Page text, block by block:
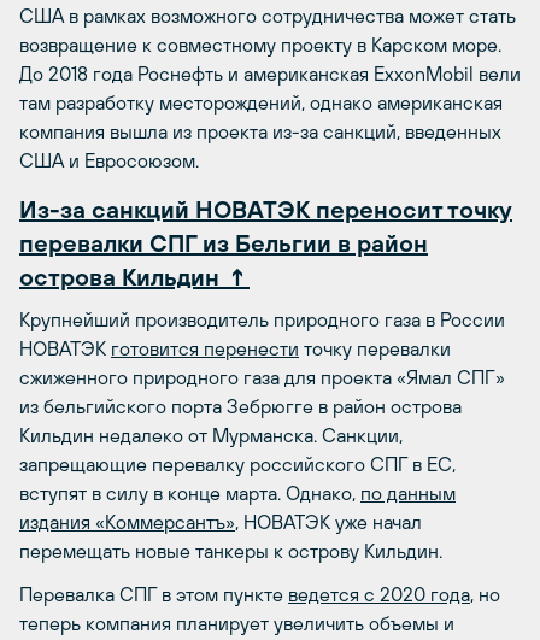
США в рамках возможного сотрудничества может стать
возвращение к совместному проекту в Карском море.
До 2018 года Роснефть и американская ExxonMobil вели
там разработку месторождений, однако американская
компания вышла из проекта из-за санкций, введенных
США и Евросоюзом.
Из-за санкций НОВАТЭК переносит точку
перевалки СПГ из Бельгии в район
острова Кильдин ↑
Крупнейший производитель природного газа в России
НОВАТЭК готовится перенести точку перевалки
сжиженного природного газа для проекта «Ямал СПГ»
из бельгийского порта Зебрюгге в район острова
Кильдин недалеко от Мурманска. Санкции,
запрещающие перевалку российского СПГ в ЕС,
вступят в силу в конце марта. Однако, по данным
издания «Коммерсантъ», НОВАТЭК уже начал
перемещать новые танкеры к острову Кильдин.
Перевалка СПГ в этом пункте ведется с 2020 года, но
теперь компания планирует увеличить объемы и